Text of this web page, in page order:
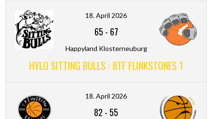
18. April 2026
65 - 67
Happyland Klosterneuburg
HYLO SITTING BULLS : 8TF FLINKSTONES 1
18. April 2026
82 - 55